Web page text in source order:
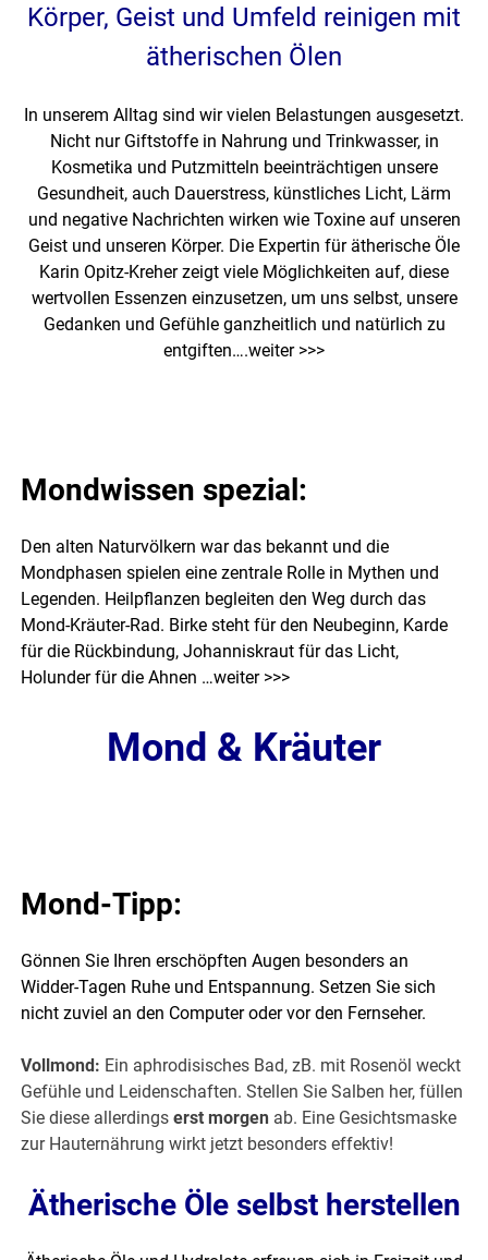
Körper, Geist und Umfeld reinigen mit
ätherischen Ölen
In unserem Alltag sind wir vielen Belastungen ausgesetzt.
Nicht nur Giftstoffe in Nahrung und Trinkwasser, in
Kosmetika und Putzmitteln beeinträchtigen unsere
Gesundheit, auch Dauerstress, künstliches Licht, Lärm
und negative Nachrichten wirken wie Toxine auf unseren
Geist und unseren Körper. Die Expertin für ätherische Öle
Karin Opitz-Kreher zeigt viele Möglichkeiten auf, diese
wertvollen Essenzen einzusetzen, um uns selbst, unsere
Gedanken und Gefühle ganzheitlich und natürlich zu
entgiften….weiter >>>
Mondwissen spezial:
Den alten Naturvölkern war das bekannt und die
Mondphasen spielen eine zentrale Rolle in Mythen und
Legenden. Heilpflanzen begleiten den Weg durch das
Mond-Kräuter-Rad. Birke steht für den Neubeginn, Karde
für die Rückbindung, Johanniskraut für das Licht,
Holunder für die Ahnen …weiter >>>
Mond & Kräuter
Mond-Tipp:
Gönnen Sie Ihren erschöpften Augen besonders an
Widder-Tagen Ruhe und Entspannung. Setzen Sie sich
nicht zuviel an den Computer oder vor den Fernseher.
Vollmond: Ein aphrodisisches Bad, zB. mit Rosenöl weckt
Gefühle und Leidenschaften. Stellen Sie Salben her, füllen
Sie diese allerdingserst morgen ab. Eine Gesichtsmaske
zur Hauternährung wirkt jetzt besonders effektiv!
Ätherische Öle selbst herstellen